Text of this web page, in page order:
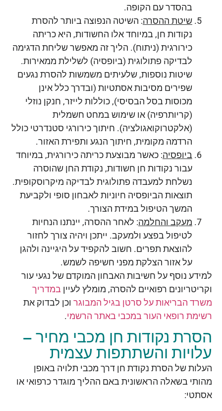
בהסדר עם הקופה.
שיטת ההסרה: השיטה הנפוצה ביותר להסרת
נקודות חן, במיוחד אלו החשודות, היא כריתה
כירורגית (ניתוח). הליך זה מאפשר שליחת הדגימה
לבדיקה פתולוגית (ביופסיה) לשלילת ממאירות.
שיטות נוספות, שלעיתים משמשות להסרת נגעים
שפירים מסיבות אסתטיות (ובדרך כלל אינן
מכוסות בסל הבסיסי), כוללות לייזר, חנקן נוזלי
(קריותרפיה) או שימוש במחט חשמלית
(אלקטרוקואגולציה). חיתוך כירורגי סטנדרטי כולל
הרדמה מקומית, חיתוך הנגע ותפירת האזור.
ביופסיה: כאשר מבוצעת כריתה כירורגית, במיוחד
עבור נקודות חן חשודות, נקודת החן שהוסרה
נשלחת למעבדה פתולוגית לבדיקה מיקרוסקופית.
תוצאות הביופסיה חיוניות לאבחון סופי ולקביעת
המשך הטיפול במידת הצורך.
מעקב והחלמה: לאחר ההסרה, יינתנו הנחיות
לטיפול בפצע ולמעקב. ייתכן ויהיה צורך לחזור
להוצאת תפרים. חשוב להקפיד על היגיינה ולהגן
על אזור הצלקת מפני חשיפה לשמש.
למידע נוסף על חשיבות האבחון המוקדם של נגעי עור
וקריטריונים רפואיים להסרה, מומלץ לעיין במדריך
משרד הבריאות על סרטן בגיל המבוגר וכן לבדוק את
רשימת רופאי העור במכבי באתר הרשמי.
הסרת נקודות חן מכבי מחיר –
עלויות והשתתפות עצמית
העלות של הסרת נקודת חן דרך מכבי תלויה באופן
מהותי בשאלה הראשונית באם ההליך מוגדר כרפואי או
אסתטי: